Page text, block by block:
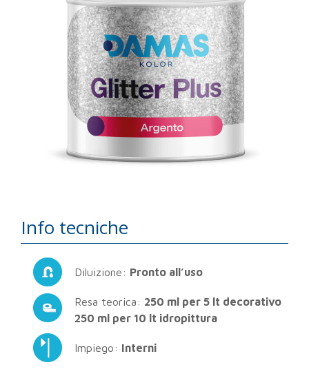
Info tecniche
Diluizione: Pronto all’uso
Resa teorica: 250 ml per 5 lt decorativo
250 ml per 10 lt idropittura
Impiego: Interni